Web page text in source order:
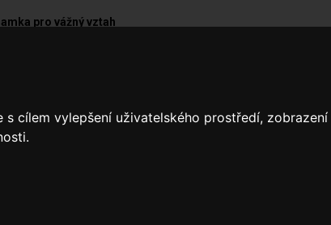
cílem vylepšení uživatelského prostředí,
pro vážný vztah